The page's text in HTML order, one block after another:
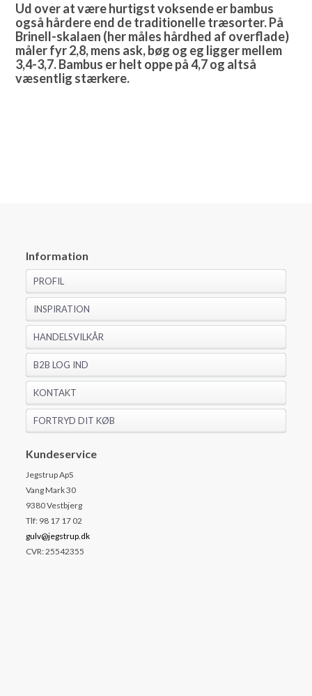
Ud over at være hurtigst voksende er bambus
også hårdere end de traditionelle træsorter. På
Brinell-skalaen (her måles hårdhed af overflade)
måler fyr 2,8, mens ask, bøg og eg ligger mellem
3,4-3,7. Bambus er helt oppe på 4,7 og altså
væsentlig stærkere.
Information
PROFIL
INSPIRATION
HANDELSVILKÅR
B2B LOG IND
KONTAKT
FORTRYD DIT KØB
Kundeservice
Jegstrup ApS
Vang Mark 30
9380 Vestbjerg
Tlf: 98 17 17 02
gulv@jegstrup.dk
CVR: 25542355